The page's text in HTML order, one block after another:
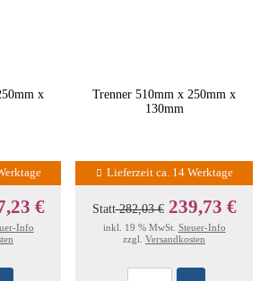
x
€
Info
Trenner 510mm x 250mm x
130mm
Lieferzeit ca. 14 Werktage
Statt282,03 € 239,73 €
inkl. 19 % MwSt. Steuer-Info
zzgl. Versandkosten